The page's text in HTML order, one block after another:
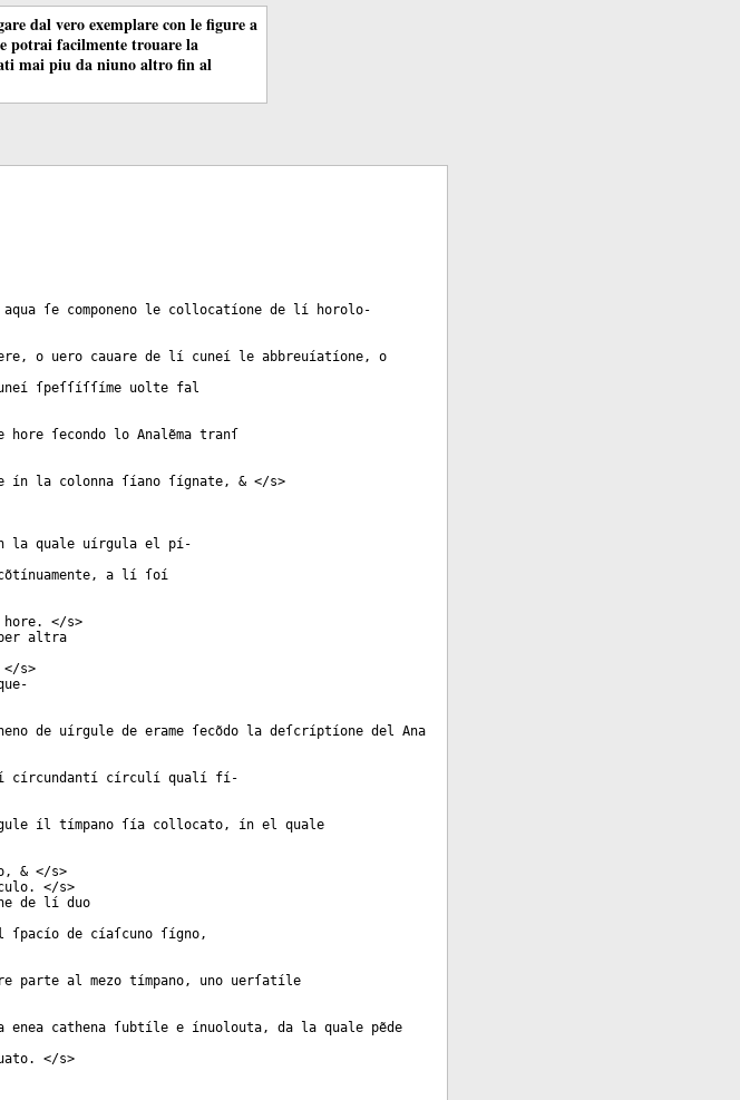
dal vero exemplare con le figure a
potrai facilmente trouare la
mai piu da niuno altro fin al
aqua ſe componeno le collocatíone de lí horolo-
o uero cauare de lí cuneí le abbreuíatíone, o
ſpeſſíſſíme uolte fal
ſecondo lo Analẽma tranſ
ín la colonna ſíano ſígnate, & </s>
la quale uírgula el pí-
a lí ſoí
hore. </s>
per altra
</s>
de uírgule de erame ſecõdo la deſcríptíone del Ana
círcundantí círculí qualí fí-
íl tímpano ſía collocato, ín el quale
& </s>
</s>
de lí duo
de cíaſcuno ſígno,
parte al mezo tímpano, uno uerſatíle
enea cathena ſubtíle e ínuolouta, da la quale pẽde
</s>